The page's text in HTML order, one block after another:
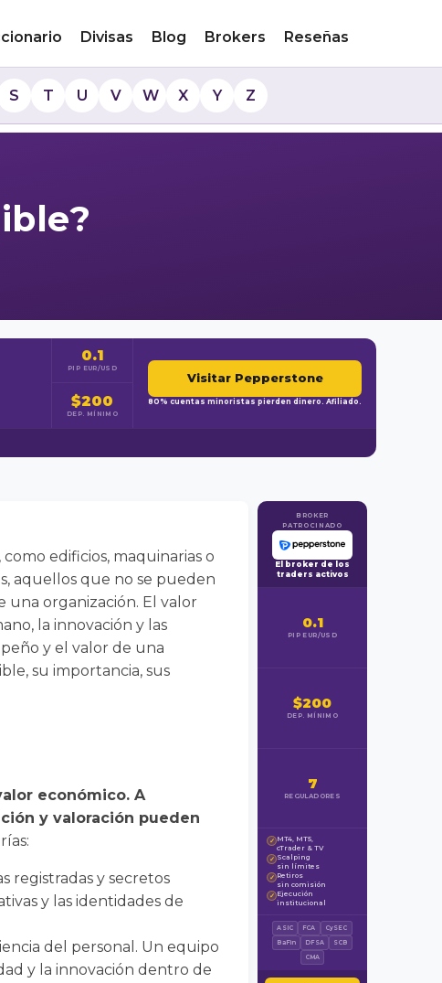
Divisas Blog Brokers Reseñas
S T U V W X Y Z
0.1
PIP EUR/USD
$200
DEP. MÍNIMO
Visitar Pepperstone
80% cuentas minoristas pierden dinero. Afiliado.
edificios, maquinarias o
aquellos que no se pueden
una organización. El valor
la innovación y las
y el valor de una
su importancia, sus
económico. A
y valoración pueden
registradas y secretos
y las identidades de
del personal. Un equipo
y la innovación dentro de
BROKER
PATROCINADO
El broker de los
traders activos
0.1
PIP EUR/USD
$200
DEP. MÍNIMO
7
REGULADORES
✓ MT4, MT5,
cTrader & TV
✓ Scalping
sin límites
✓ Retiros
sin comisión
✓ Ejecución
institucional
ASIC FCA
CySEC
BaFin
DFSA
SCB
CMA